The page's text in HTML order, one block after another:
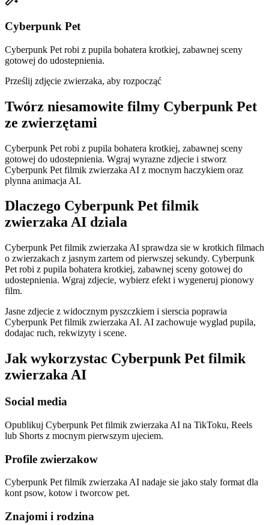
Cyberpunk Pet
Cyberpunk Pet robi z pupila bohatera krotkiej, zabawnej sceny
gotowej do udostepnienia.
Prześlij zdjęcie zwierzaka, aby rozpocząć
Twórz niesamowite filmy Cyberpunk Pet
ze zwierzętami
Cyberpunk Pet robi z pupila bohatera krotkiej, zabawnej sceny
gotowej do udostepnienia. Wgraj wyrazne zdjecie i stworz
Cyberpunk Pet filmik zwierzaka AI z mocnym haczykiem oraz
plynna animacja AI.
Dlaczego Cyberpunk Pet filmik
zwierzaka AI dziala
Cyberpunk Pet filmik zwierzaka AI sprawdza sie w krotkich filmach
o zwierzakach z jasnym zartem od pierwszej sekundy. Cyberpunk
Pet robi z pupila bohatera krotkiej, zabawnej sceny gotowej do
udostepnienia. Wgraj zdjecie, wybierz efekt i wygeneruj pionowy
film.
Jasne zdjecie z widocznym pyszczkiem i sierscia poprawia
Cyberpunk Pet filmik zwierzaka AI. AI zachowuje wyglad pupila,
dodajac ruch, rekwizyty i scene.
Jak wykorzystac Cyberpunk Pet filmik
zwierzaka AI
Social media
Opublikuj Cyberpunk Pet filmik zwierzaka AI na TikToku, Reels
lub Shorts z mocnym pierwszym ujeciem.
Profile zwierzakow
Cyberpunk Pet filmik zwierzaka AI nadaje sie jako staly format dla
kont psow, kotow i tworcow pet.
Znajomi i rodzina